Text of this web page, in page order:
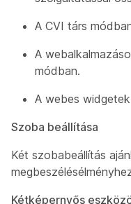
A CVI társ
A
módban.
A webes
Szoba beállítása
Két szobabeállítás
Kétképernyős